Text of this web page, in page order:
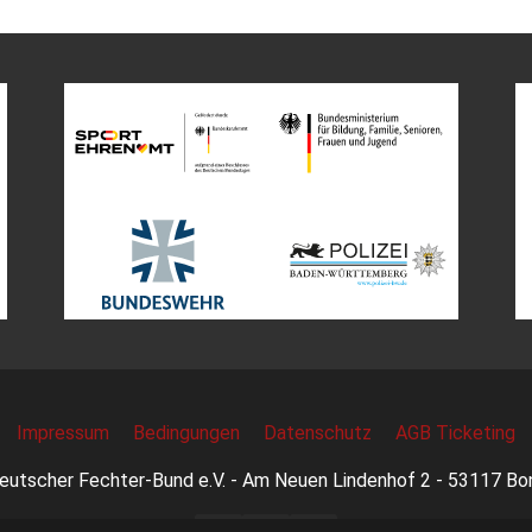
Impressum Bedingungen Datenschutz AGB Ticketing
Fechter-Bund e.V. - Am Neuen Lindenhof 2 - 53117